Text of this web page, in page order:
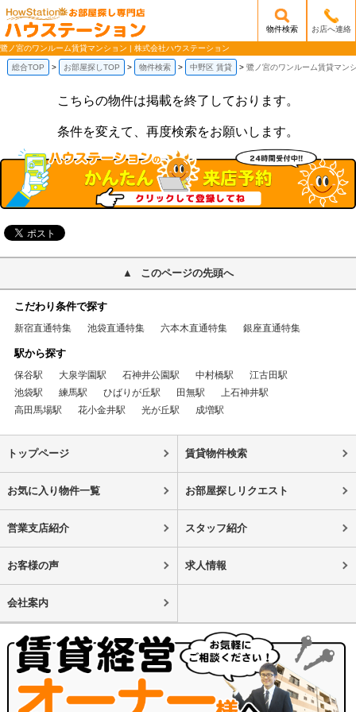
/mobile_img/head-logo.png
物件検索 お店へ連絡
鷺ノ宮のワンルーム賃貸マンション | 株式会社ハウステーション
総合TOP お部屋探しTOP 物件検索 中野区 賃貸 鷺ノ宮のワンルーム賃貸マン
こちらの物件は掲載を終了しております。
条件を変えて、再度検索をお願いします。
このページの先頭へ
こだわり条件で探す
新宿直通特集 池袋直通特集 六本木直通特集 銀座直通特集
駅から探す
保谷駅 大泉学園駅 石神井公園駅 中村橋駅
江古田駅
池袋駅
練馬駅 ひばりが丘駅 田無駅
上石神井駅
高田馬場駅
花小金井駅 光が丘駅 成増駅
トップページ 賃貸物件検索
お気に入り物件一覧 お部屋探しリクエスト
営業支店紹介 スタッフ紹介
お客様の声 求人情報
会社案内